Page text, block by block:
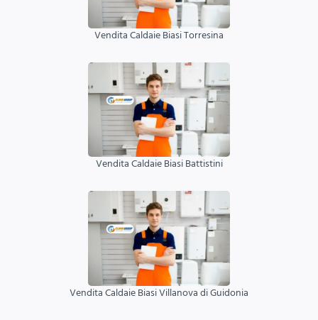
Vendita Caldaie Biasi Torresina
Vendita Caldaie Biasi Battistini
Vendita Caldaie Biasi Villanova di Guidonia